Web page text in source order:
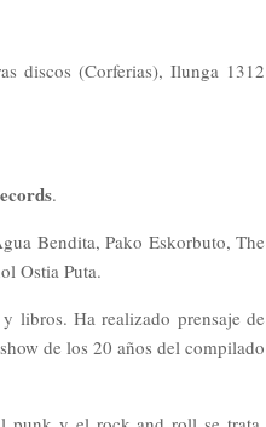
discos (Corferias), Ilunga 1312
.
Bendita, Pako Eskorbuto, The
Ostia Puta.
libros. Ha realizado prensaje de
de los 20 años del compilado